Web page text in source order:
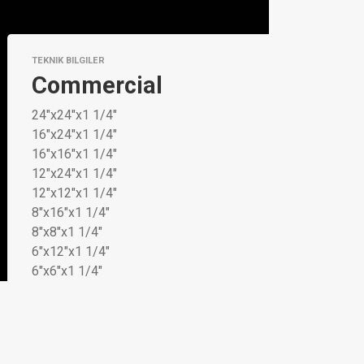
TEKNIK BILGILER
Commercial
24"x24"x1 1/4"
16"x24"x1 1/4"
16"x16"x1 1/4"
12"x24"x1 1/4"
12"x12"x1 1/4"
8"x16"x1 1/4"
8"x8"x1 1/4"
6"x12"x1 1/4"
6"x6"x1 1/4"